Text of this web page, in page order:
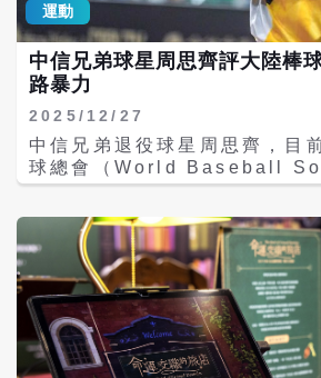
運動
中信兄弟球星周思齊評大陸棒
路暴力
2025/12/27
中信兄弟退役球星周思齊，目
球總會（World Baseball
Confederation,縮寫WBSC
開表達對於「大陸發展城市棒
態度，但卻受到網友在社群上
至是「死亡威脅」，對此周思
透過律師報案，未來也將依法
任。 世界棒壘球總會執行副會長暨亞洲棒球總
會會長辜仲諒的特助周思齊，
問時，曾表達看好大陸發展城